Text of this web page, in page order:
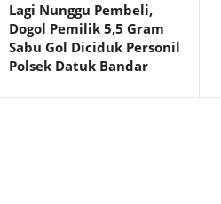
Lagi Nunggu Pembeli,
Dogol Pemilik 5,5 Gram
Sabu Gol Diciduk Personil
Polsek Datuk Bandar